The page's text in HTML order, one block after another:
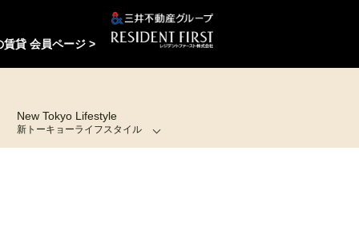
賃貸 会員ページ >
New Tokyo Lifestyle
新トーキョーライフスタイル